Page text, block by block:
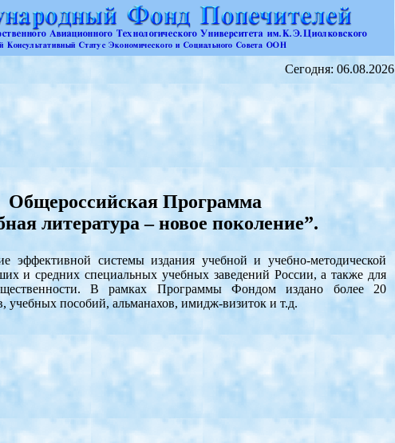
Сегодня: 06.08.2026
Общероссийская Программа
литература – новое поколение”.
системы издания учебной и учебно-методической
и средних специальных учебных заведений России, а также для
В рамках Программы Фондом издано более 20
учебных пособий, альманахов, имидж-визиток и т.д.